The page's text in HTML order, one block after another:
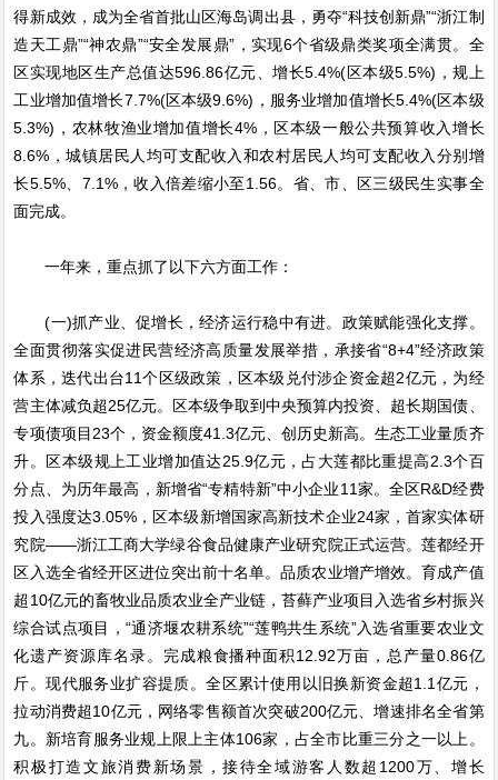
得新成效，成为全省首批山区海岛调出县，勇夺“科技创新鼎”“浙江制
造天工鼎”“神农鼎”“安全发展鼎”，实现6个省级鼎类奖项全满贯。全
区实现地区生产总值达596.86亿元、增长5.4%(区本级5.5%)，规上
工业增加值增长7.7%(区本级9.6%)，服务业增加值增长5.4%(区本级
5.3%)，农林牧渔业增加值增长4%，区本级一般公共预算收入增长
8.6%，城镇居民人均可支配收入和农村居民人均可支配收入分别增
长5.5%、7.1%，收入倍差缩小至1.56。省、市、区三级民生实事全
面完成。
一年来，重点抓了以下六方面工作：
(一)抓产业、促增长，经济运行稳中有进。政策赋能强化支撑。
全面贯彻落实促进民营经济高质量发展举措，承接省“8+4”经济政策
体系，迭代出台11个区级政策，区本级兑付涉企资金超2亿元，为经
营主体减负超25亿元。区本级争取到中央预算内投资、超长期国债、
专项债项目23个，资金额度41.3亿元、创历史新高。生态工业量质齐
升。区本级规上工业增加值达25.9亿元，占大莲都比重提高2.3个百
分点、为历年最高，新增省“专精特新”中小企业11家。全区R&D经费
投入强度达3.05%，区本级新增国家高新技术企业24家，首家实体研
究院——浙江工商大学绿谷食品健康产业研究院正式运营。莲都经开
区入选全省经开区进位突出前十名单。品质农业增产增效。育成产值
超10亿元的畜牧业品质农业全产业链，苔藓产业项目入选省乡村振兴
综合试点项目，“通济堰农耕系统”“莲鸭共生系统”入选省重要农业文
化遗产资源库名录。完成粮食播种面积12.92万亩，总产量0.86亿
斤。现代服务业扩容提质。全区累计使用以旧换新资金超1.1亿元，
拉动消费超10亿元，网络零售额首次突破200亿元、增速排名全省第
九。新培育服务业规上限上主体106家，占全市比重三分之一以上。
积极打造文旅消费新场景，接待全域游客人数超1200万、增长